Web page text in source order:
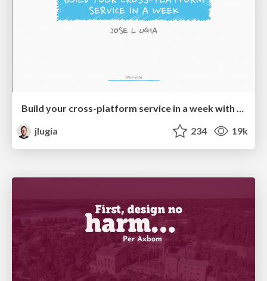
Build your cross-platform service in a week with App Engine
jlugia
234 19k